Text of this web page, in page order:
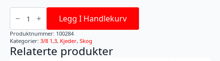
Motorsagkjede
91VXL040E Legg I Handlekurv
Produktnummer: 100284
Kategorier: 3/8 1,3, Kjeder, Skog
Relaterte produkter